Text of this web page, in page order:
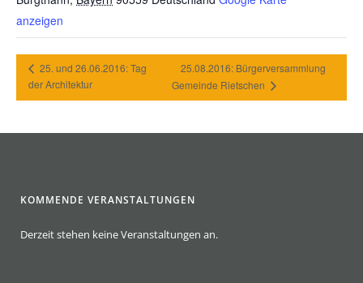
anzeigen
25. und 26.06.2016: Tag
der Architektur
25.08.2016: Bürgerversammlung
Gemeinde Rietschen
KOMMENDE VERANSTALTUNGEN
Derzeit stehen keine Veranstaltungen an.